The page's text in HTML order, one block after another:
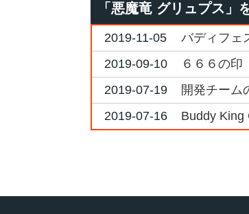
「悪魔竜 グリュプス」
2019-11-05
バディフェ
2019-09-10
６６６の印
2019-07-19
開発チーム
2019-07-16
Buddy King